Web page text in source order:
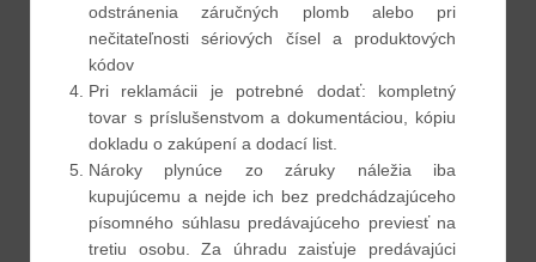
odstránenia záručných plomb alebo pri
nečitateľnosti sériových čísel a produktových
kódov
Pri reklamácii je potrebné dodať: kompletný
tovar s príslušenstvom a dokumentáciou, kópiu
dokladu o zakúpení a dodací list.
Nároky plynúce zo záruky náležia iba
kupujúcemu a nejde ich bez predchádzajúceho
písomného súhlasu predávajúceho previesť na
tretiu osobu. Za úhradu zaisťuje predávajúci